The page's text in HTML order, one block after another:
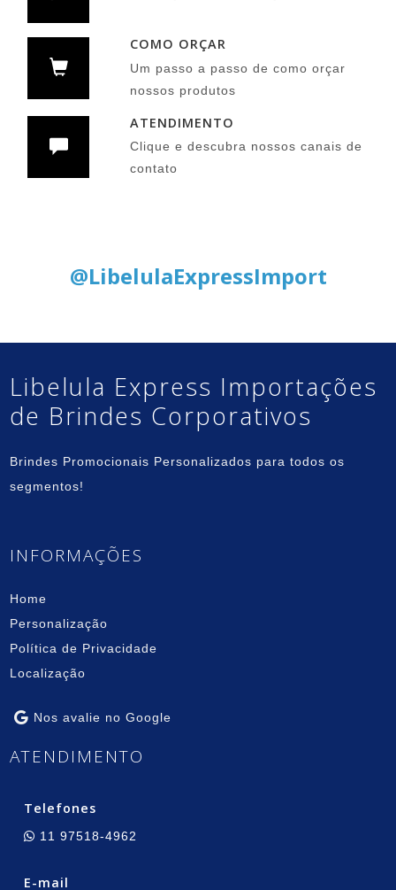
COMO ORÇAR
Um passo a passo de como orçar
nossos produtos
ATENDIMENTO
Clique e descubra nossos canais de
contato
@LibelulaExpressImport
Libelula Express Importações
de Brindes Corporativos
Brindes Promocionais Personalizados para todos os
segmentos!
INFORMAÇÕES
Home
Personalização
Política de Privacidade
Localização
Nos avalie no Google
ATENDIMENTO
Telefones
11 97518-4962
E-mail